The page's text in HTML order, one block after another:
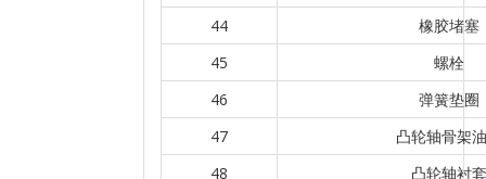
44
橡胶堵塞
45
螺栓
46
弹簧垫圈
47
凸轮轴骨架
48
凸轮轴衬套